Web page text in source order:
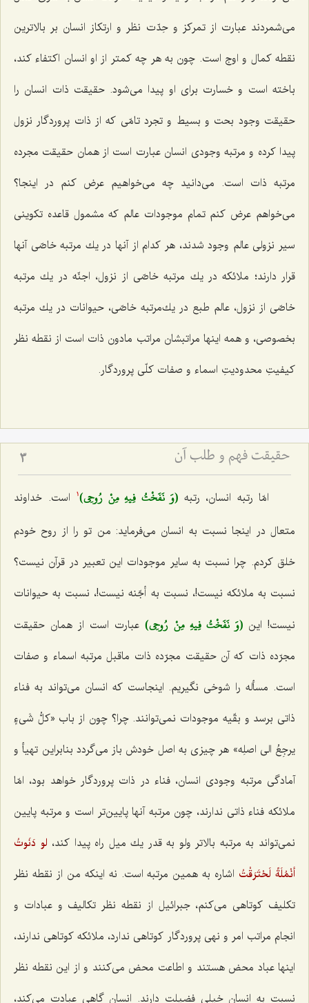
می‌شمردند عبارت از تمركز و حِدّت نظر و ارتكاز انسان بر بالاترین
نقطه كمال و اوج است. چون به هر چه كمتر از او انسان اكتفاء كند،
باخته است و خسارت برای او پیدا می‌شود. حقیقت ذات انسان را
حقیقت وجود بحت و بسیط و تجرد تامّی كه از ذات پروردگار نزول
پیدا كرده و مرتبه وجودی انسان عبارت است از همان حقیقت مجرده
مرتبه ذات است. می‌دانید چه می‌خواهیم عرض كنم در اینجا؟
می‌خواهم عرض كنم تمام موجودات عالم كه مشمول قاعده تكوینی
سیر نزولی عالم وجود شدند، هر كدام از آنها در یك مرتبه خاصّی آنها
قرار دارند؛ ملائكه در یك مرتبه خاصّی از نزول، اجنّه در یك مرتبه
خاصّی از نزول، عالم طبع در یك‌مرتبه خاصّی، حیوانات در یك مرتبه
بخصوصی، و همه اینها مراتبشان مراتب مادون ذات است از نقطه نظر
كیفیتِ محدودیتِ اسماء و صفات كلّی پروردگار.
حقیقت فهم و طلب آن‏ 3
امّا رتبه انسان، رتبه‌ (وَ نَفَخْتُ فِيهِ مِنْ رُوحِي)1
است. خداوند
متعال در اینجا نسبت به انسان می‌فرماید: من تو را از روح خودم
خلق كردم. چرا نسبت به سایر موجودات این تعبیر در قرآن نیست؟
نسبت به ملائكه نیست!، نسبت به أجّنه نیست!، نسبت به حیوانات
نیست! این‌ (وَ نَفَخْتُ فِيهِ مِنْ رُوحِي)عبارت است از همان حقیقت
مجرّده ذات كه آن حقیقت مجرّده ذات ماقبل مرتبه اسماء و صفات
است. مسأله را شوخی نگیریم. اینجاست كه انسان می‌تواند به فناء
ذاتی برسد و بقّیه موجودات نمی‌توانند. چرا؟ چون‌ از باب «كلُّ شَی‌ءٍ
یرجِعُ الی اصلِه» هر چیزی به اصل خودش باز می‌گردد بنابراین تهیأ و
آمادگی مرتبه وجودی انسان، فناء در ذات پروردگار خواهد بود، امّا
ملائكه فناء ذاتی ندارند، چون مرتبه آنها پایین‌تر است و مرتبه پایین
نمی‌تواند به مرتبه بالاتر ولو به قدر یك میل راه پیدا كند، لو دَنَوتُ
أنْمُلَةً لَحْتَرَقْتُ ‌ اشاره به همین مرتبه است. نه اینكه من از نقطه نظر
تكلیف كوتاهی می‌كنم، جبرائیل از نقطه نظر تكالیف و عبادات و
انجام مراتب امر و نهی پروردگار كوتاهی ندارد، ملائكه كوتاهی ندارند،
اینها عباد محض هستند و اطاعت محض می‌كنند و از این نقطه نظر
نسبت به انسان خیلی فضیلت دارند. انسان گاهی عبادت می‌كند،